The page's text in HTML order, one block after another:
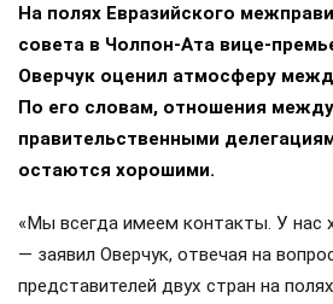
На полях Евразийского
совета в Чолпон-Ата вице-
Оверчук оценил атмосферу
По его словам, отношения между
правительственными
остаются хорошими.
«Мы всегда имеем контакты. У нас
— заявил Оверчук, отвечая на
представителей двух стран на